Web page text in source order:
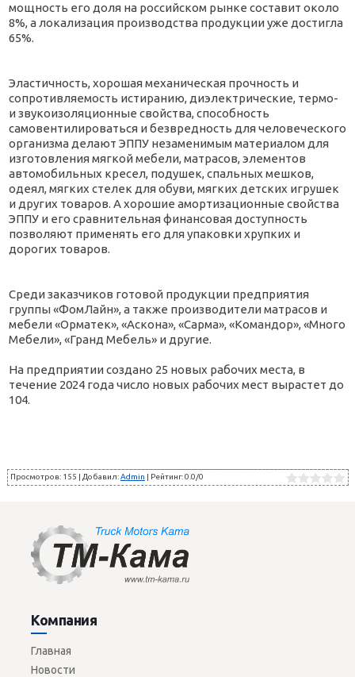
мощность его доля на российском рынке составит около
8%, а локализация производства продукции уже достигла
65%.
Эластичность, хорошая механическая прочность и
сопротивляемость истиранию, диэлектрические, термо-
и звукоизоляционные свойства, способность
самовентилироваться и безвредность для человеческого
организма делают ЭППУ незаменимым материалом для
изготовления мягкой мебели, матрасов, элементов
автомобильных кресел, подушек, спальных мешков,
одеял, мягких стелек для обуви, мягких детских игрушек
и других товаров. А хорошие амортизационные свойства
ЭППУ и его сравнительная финансовая доступность
позволяют применять его для упаковки хрупких и
дорогих товаров.
Среди заказчиков готовой продукции предприятия
группы «ФомЛайн», а также производители матрасов и
мебели «Орматек», «Аскона», «Сарма», «Командор», «Много
Мебели», «Гранд Мебель» и другие.
На предприятии создано 25 новых рабочих места, в
течение 2024 года число новых рабочих мест вырастет до
104.
Просмотров: 155 | Добавил:Admin | Рейтинг:0.0/0
Компания
Главная
Новости